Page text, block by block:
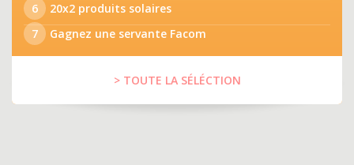
6
20x2 produits solaires
7
Gagnez une servante Facom
> TOUTE LA SÉLÉCTION